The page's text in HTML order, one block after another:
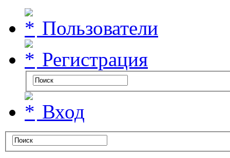
Пользователи
Регистрация
Вход